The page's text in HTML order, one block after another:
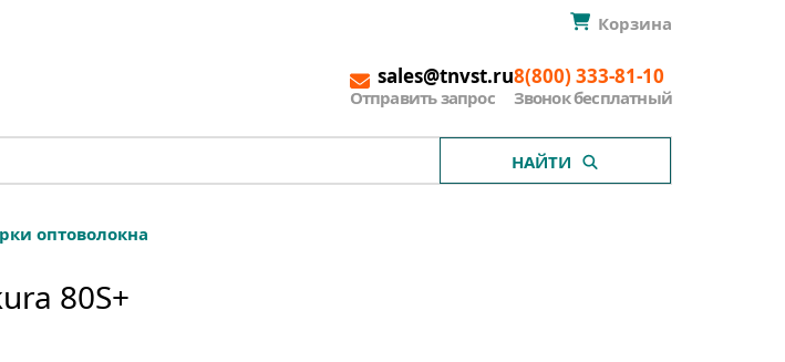
Корзина
sales@tnvst.ru
Отправить запрос
8(800) 333-81-10
Звонок бесплатный
НАЙТИ
оптоволокна
80S+